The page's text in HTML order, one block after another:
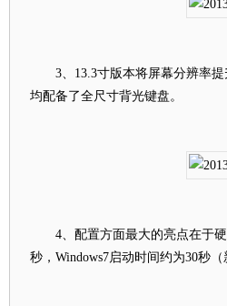
3、13.3寸版本将屏幕分辨率提
均配备了全尺寸背光键盘。
4、配置方面最大的亮点在于硬
秒，Windows7启动时间约为30秒